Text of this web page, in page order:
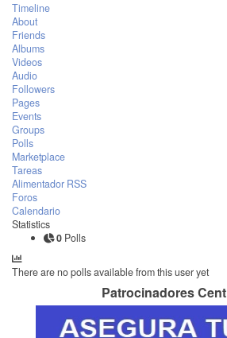
Timeline
About
Friends
Albums
Videos
Audio
Followers
Pages
Events
Groups
Polls
Marketplace
Tareas
Alimentador RSS
Foros
Calendario
Statistics
0 Polls
There are no polls available from this user yet
Patrocinadores